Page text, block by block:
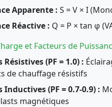
Apparente : S = V × I
Réactive : Q = P × tan φ
et Facteurs de
Résistives (PF = 1.0) :
de chauffage résistifs
Inductives (PF = 0.7-0.9) :
magnétiques